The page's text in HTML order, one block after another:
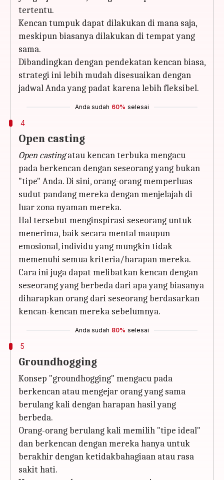
tertentu.
Kencan tumpuk dapat dilakukan di mana saja,
meskipun biasanya dilakukan di tempat yang
sama.
Dibandingkan dengan pendekatan kencan biasa,
strategi ini lebih mudah disesuaikan dengan
jadwal Anda yang padat karena lebih fleksibel.
Anda sudah 60% selesai
4
Open casting
Open castingatau kencan terbuka mengacu
pada berkencan dengan seseorang yang bukan
"tipe" Anda. Di sini, orang-orang memperluas
sudut pandang mereka dengan menjelajah di
luar zona nyaman mereka.
Hal tersebut menginspirasi seseorang untuk
menerima, baik secara mental maupun
emosional, individu yang mungkin tidak
memenuhi semua kriteria/harapan mereka.
Cara ini juga dapat melibatkan kencan dengan
seseorang yang berbeda dari apa yang biasanya
diharapkan orang dari seseorang berdasarkan
kencan-kencan mereka sebelumnya.
Anda sudah 80% selesai
5
Groundhogging
Konsep "groundhogging" mengacu pada
berkencan atau mengejar orang yang sama
berulang kali dengan harapan hasil yang
berbeda.
Orang-orang berulang kali memilih "tipe ideal"
dan berkencan dengan mereka hanya untuk
berakhir dengan ketidakbahagiaan atau rasa
sakit hati.